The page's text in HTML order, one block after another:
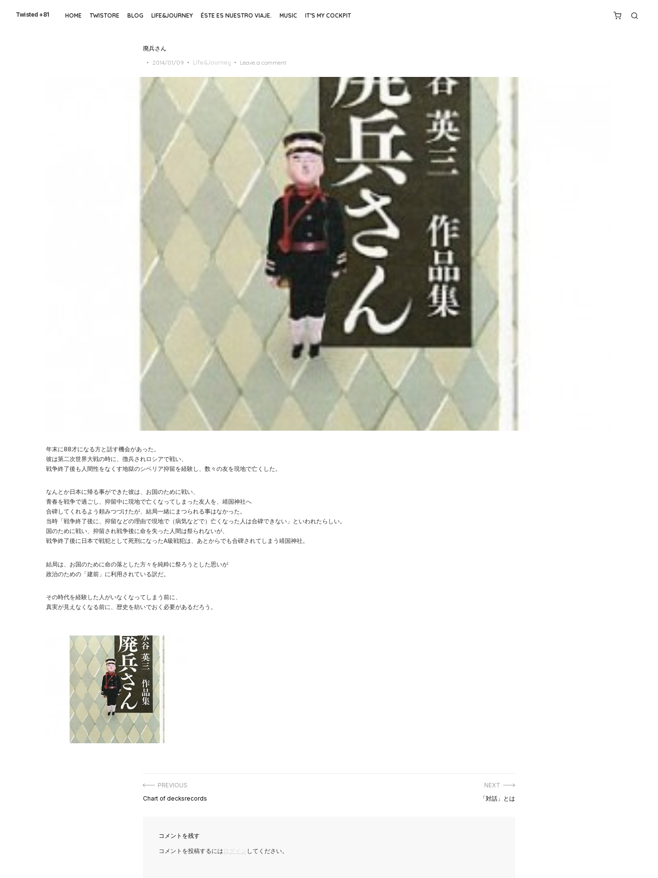
Twisted +81 HOME TWISTORE BLOG LIFE&JOURNEY ÉSTE ES NUESTRO VIAJE. MUSIC IT’S MY COCKPIT
廃兵さん
Posted
2014/01/09 Life&Journey Leave a comment
年末に88才になる方と話す機会があった。
彼は第二次世界大戦の時に、徴兵されロシアで戦い、
戦争終了後も人間性をなくす地獄のシベリア抑留を経験し、数々の友を現地で亡くした。
なんとか日本に帰る事ができた彼は、お国のために戦い、
青春を戦争で過ごし、抑留中に現地で亡くなってしまった友人を、靖国神社へ
合碑してくれるよう頼みつづけたが、結局一緒にまつられる事はなかった。
当時「戦争終了後に、抑留などの理由で現地で（病気などで）亡くなった人は合碑できない」といわれたらしい。
国のために戦い、抑留され戦争後に命を失った人間は祭られないが、
戦争終了後に日本で戦犯として死刑になったA級戦犯は、あとからでも合碑されてしまう靖国神社。
結局は、お国のために命の落とした方々を純粋に祭ろうとした思いが
政治のための「建前」に利用されている訳だ。
その時代を経験した人がいなくなってしまう前に、
真実が見えなくなる前に、歴史を紡いでおく必要があるだろう。
投
ナ
PREVIOUS
Previous
Chart of decksrecords
NEXT
Next
「対話」とは
コメントを残す
コメントを投稿するには ログイン してください。